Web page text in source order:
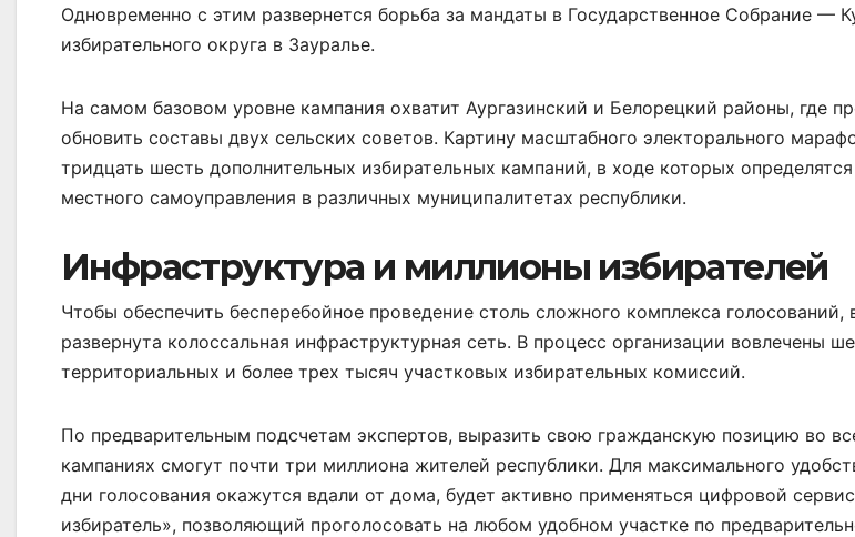
Одновременно с этим развернется борьба за мандаты в Государственное Собрание —
избирательного округа в Зауралье.
На самом базовом уровне кампания охватит Аургазинский и Белорецкий районы, где
обновить составы двух сельских советов. Картину масштабного электорального
тридцать шесть дополнительных избирательных кампаний, в ходе которых
местного самоуправления в различных муниципалитетах республики.
Инфраструктура и миллионы избирателей
Чтобы обеспечить бесперебойное проведение столь сложного комплекса
развернута колоссальная инфраструктурная сеть. В процесс организации вовлечены
территориальных и более трех тысяч участковых избирательных комиссий.
По предварительным подсчетам экспертов, выразить свою гражданскую позицию во
кампаниях смогут почти три миллиона жителей республики. Для максимального
дни голосования окажутся вдали от дома, будет активно применяться цифровой
избиратель», позволяющий проголосовать на любом удобном участке по